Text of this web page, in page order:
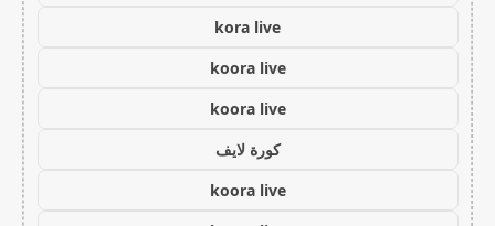
kora live
koora live
koora live
كورة لايف
koora live